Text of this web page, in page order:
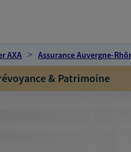
AXA Assurance Auvergne-
& Patrimoine